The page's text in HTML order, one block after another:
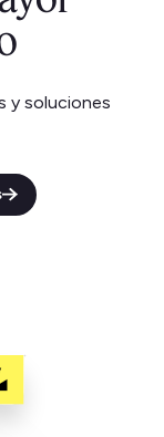
y soluciones